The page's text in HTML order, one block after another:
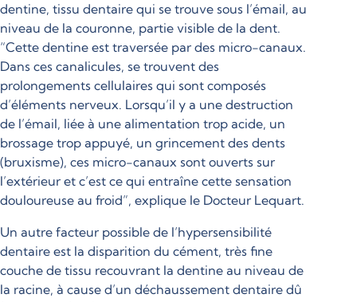
dentine, tissu dentaire qui se trouve sous l’émail, au
niveau de la couronne, partie visible de la dent.
“Cette dentine est traversée par des micro-canaux.
Dans ces canalicules, se trouvent des
prolongements cellulaires qui sont composés
d’éléments nerveux. Lorsqu’il y a une destruction
de l’émail, liée à une alimentation trop acide, un
brossage trop appuyé, un grincement des dents
(bruxisme), ces micro-canaux sont ouverts sur
l’extérieur et c’est ce qui entraîne cette sensation
douloureuse au froid”, explique le Docteur Lequart.
Un autre facteur possible de l’hypersensibilité
dentaire est la disparition du cément, très fine
couche de tissu recouvrant la dentine au niveau de
la racine, à cause d’un déchaussement dentaire dû